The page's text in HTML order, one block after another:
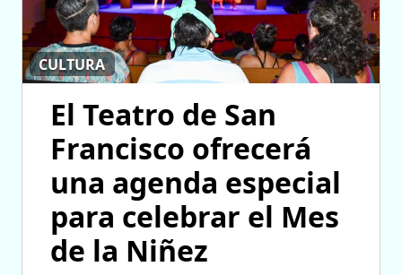
CULTURA
El Teatro de San
Francisco ofrecerá
una agenda especial
para celebrar el Mes
de la Niñez